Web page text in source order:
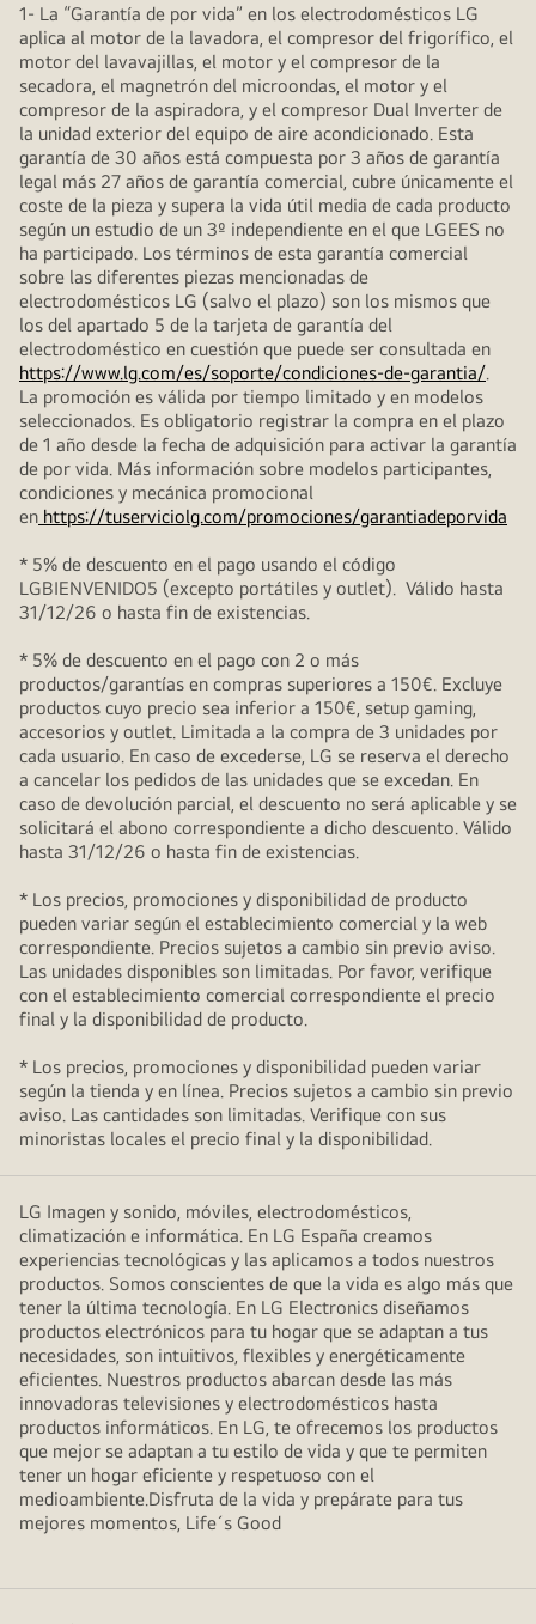
1- La “Garantía de por vida” en los electrodomésticos LG
aplica al motor de la lavadora, el compresor del frigorífico, el
motor del lavavajillas, el motor y el compresor de la
secadora, el magnetrón del microondas, el motor y el
compresor de la aspiradora, y el compresor Dual Inverter de
la unidad exterior del equipo de aire acondicionado. Esta
garantía de 30 años está compuesta por 3 años de garantía
legal más 27 años de garantía comercial, cubre únicamente el
coste de la pieza y supera la vida útil media de cada producto
según un estudio de un 3º independiente en el que LGEES no
ha participado. Los términos de esta garantía comercial
sobre las diferentes piezas mencionadas de
electrodomésticos LG (salvo el plazo) son los mismos que
los del apartado 5 de la tarjeta de garantía del
electrodoméstico en cuestión que puede ser consultada en
https://www.lg.com/es/soporte/condiciones-de-garantia/
La promoción es válida por tiempo limitado y en modelos
seleccionados. Es obligatorio registrar la compra en el plazo
de 1 año desde la fecha de adquisición para activar la garantía
de por vida. Más información sobre modelos participantes,
condiciones y mecánica promocional
en https://tuserviciolg.com/promociones/garantiadeporvida
* 5% de descuento en el pago usando el código
LGBIENVENIDO5 (excepto portátiles y outlet). Válido hasta
31/12/26 o hasta fin de existencias.
* 5% de descuento en el pago con 2 o más
productos/garantías en compras superiores a 150€. Excluye
productos cuyo precio sea inferior a 150€, setup gaming,
accesorios y outlet. Limitada a la compra de 3 unidades por
cada usuario. En caso de excederse, LG se reserva el derecho
a cancelar los pedidos de las unidades que se excedan. En
caso de devolución parcial, el descuento no será aplicable y se
solicitará el abono correspondiente a dicho descuento. Válido
hasta 31/12/26 o hasta fin de existencias.
* Los precios, promociones y disponibilidad de producto
pueden variar según el establecimiento comercial y la web
correspondiente. Precios sujetos a cambio sin previo aviso.
Las unidades disponibles son limitadas. Por favor, verifique
con el establecimiento comercial correspondiente el precio
final y la disponibilidad de producto.
* Los precios, promociones y disponibilidad pueden variar
según la tienda y en línea. Precios sujetos a cambio sin previo
aviso. Las cantidades son limitadas. Verifique con sus
minoristas locales el precio final y la disponibilidad.
LG Imagen y sonido, móviles, electrodomésticos,
climatización e informática. En LG España creamos
experiencias tecnológicas y las aplicamos a todos nuestros
productos. Somos conscientes de que la vida es algo más que
tener la última tecnología. En LG Electronics diseñamos
productos electrónicos para tu hogar que se adaptan a tus
necesidades, son intuitivos, flexibles y energéticamente
eficientes. Nuestros productos abarcan desde las más
innovadoras televisiones y electrodomésticos hasta
productos informáticos. En LG, te ofrecemos los productos
que mejor se adaptan a tu estilo de vida y que te permiten
tener un hogar eficiente y respetuoso con el
medioambiente.Disfruta de la vida y prepárate para tus
mejores momentos, Life´s Good